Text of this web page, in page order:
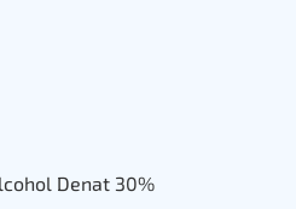
Denat 30%